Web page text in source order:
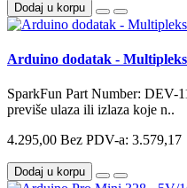
Dodaj u korpu
Arduino dodatak -
SparkFun Part Number: DEV-
previše ulaza ili izlaza koje n..
4.295,00 Bez PDV-a: 3.579,17
Dodaj u korpu